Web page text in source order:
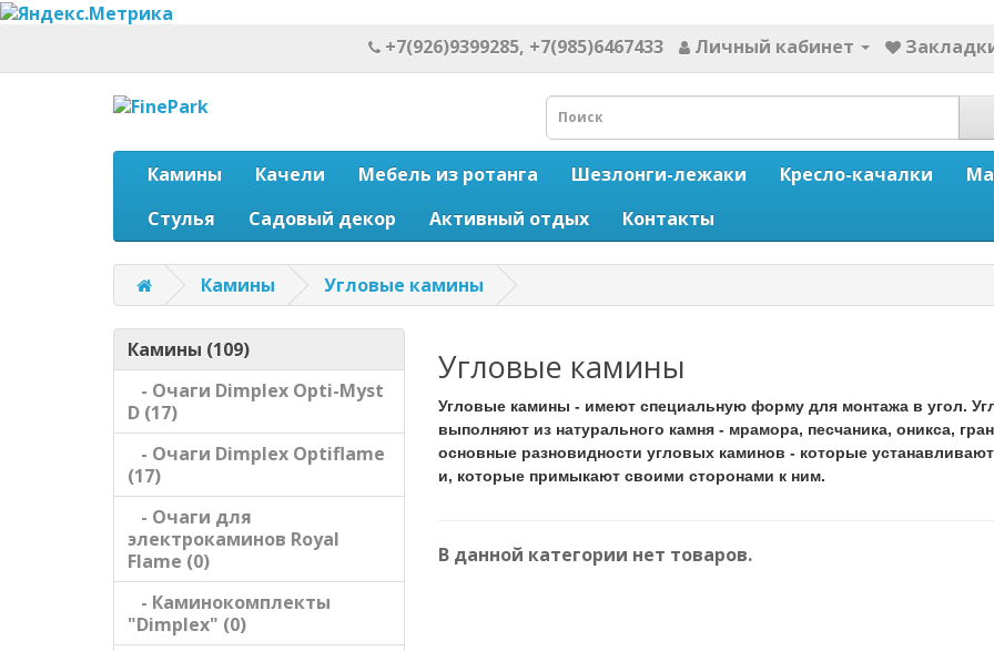
+7(926)9399285, +7(985)6467433 Личный кабинет
Камины Качели Мебель из ротанга Шезлонги-лежаки Кресло-качалки
Стулья
Садовый декор Активный отдых Контакты
Камины Угловые камины
Камины (109)
- Очаги Dimplex Opti-Myst
D (17)
- Очаги Dimplex Optiflame
(17)
- Очаги для
электрокаминов Royal
Flame (0)
- Каминокомплекты
"Dimplex" (0)
Угловые камины
Угловые камины - имеют специальную форму для монтажа в угол.
выполняют из натурального камня - мрамора, песчаника, оникса,
основные разновидности угловых каминов - которые
и, которые примыкают своими сторонами к ним.
В данной категории нет товаров.